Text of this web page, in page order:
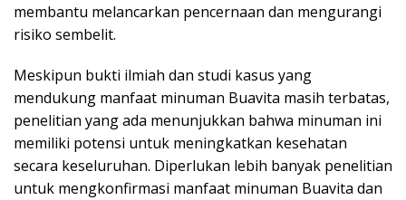
membantu melancarkan pencernaan dan mengurangi
risiko sembelit.
Meskipun bukti ilmiah dan studi kasus yang
mendukung manfaat minuman Buavita masih terbatas,
penelitian yang ada menunjukkan bahwa minuman ini
memiliki potensi untuk meningkatkan kesehatan
secara keseluruhan. Diperlukan lebih banyak penelitian
untuk mengkonfirmasi manfaat minuman Buavita dan